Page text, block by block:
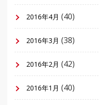
2016年4月 (40)
2016年3月 (38)
2016年2月 (42)
2016年1月 (40)